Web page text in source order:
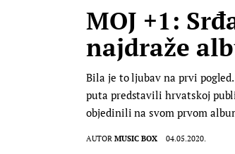
MOJ +1:
najdraže
Bila je to ljubav na prvi
puta predstavili hrvatskoj
objedinili na svom prvom
AUTOR MUSIC BOX 04.05.2020.